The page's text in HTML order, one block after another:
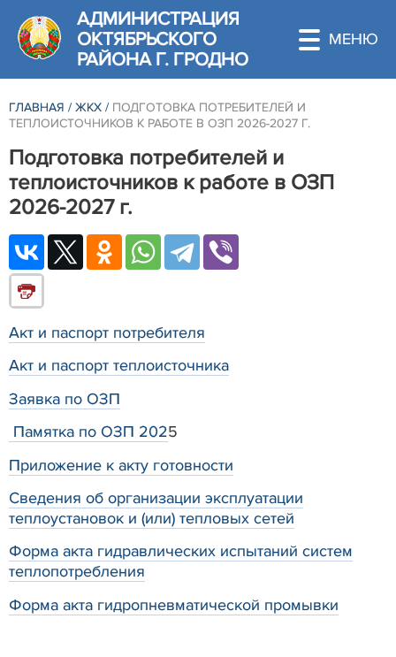
АДМИНИСТРАЦИЯ
ОКТЯБРЬСКОГО
РАЙОНА Г. ГРОДНО
ГЛАВНАЯ / ЖКХ / ПОДГОТОВКА ПОТРЕБИТЕЛЕЙ И
ТЕПЛОИСТОЧНИКОВ К РАБОТЕ В ОЗП 2026-2027 Г.
Подготовка потребителей и
теплоисточников к работе в ОЗП
2026-2027 г.
Акт и паспорт потребителя
Акт и паспорт теплоисточника
Заявка по ОЗП
Памятка по ОЗП 2025
Приложение к акту готовности
Сведения об организации эксплуатации
теплоустановок и (или) тепловых сетей
Форма акта гидравлических испытаний систем
теплопотребления
Форма акта гидропневматической промывки